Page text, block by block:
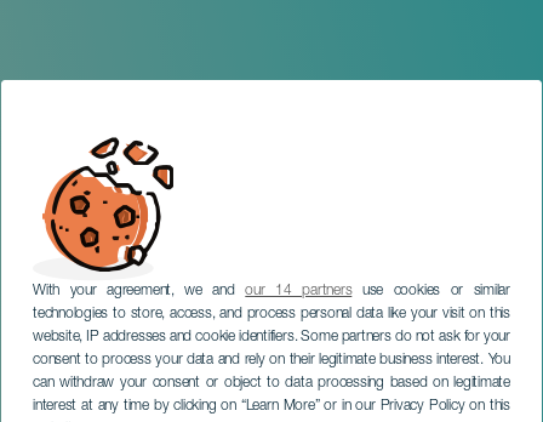
With your agreement, we andour 14 partnersuse cookies or similar
technologies to store, access, and process personal data like your visit on this
website, IP addresses and cookie identifiers. Some partners do not ask for your
consent to process your data and rely on their legitimate business interest. You
can withdraw your consent or object to data processing based on legitimate
interest at any time by clicking on “Learn More” or in our Privacy Policy on this
GRAN CANARIA